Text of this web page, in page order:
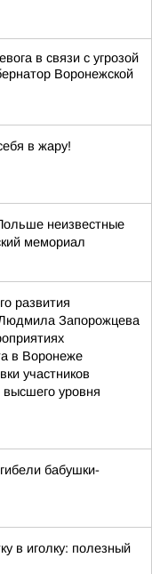
в связи с угрозой
Воронежской
в жару!
неизвестные
мемориал
развития
Запорожцева
в Воронеже
участников
высшего уровня
бабушки-
в иголку: полезный